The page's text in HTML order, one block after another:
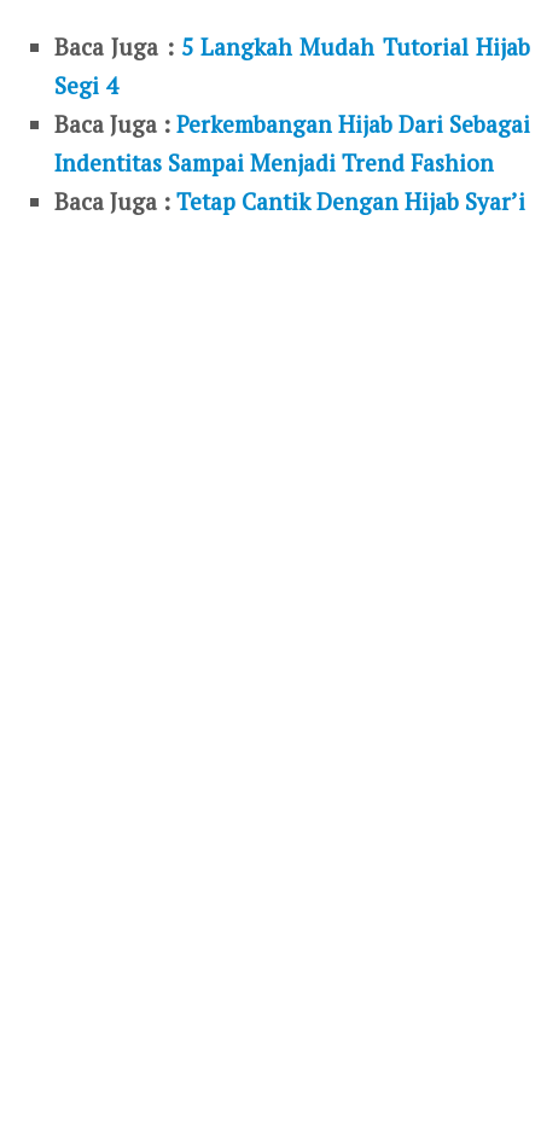
Baca Juga : 5 Langkah Mudah Tutorial Hijab
Segi 4
Baca Juga :Perkembangan Hijab Dari Sebagai
Indentitas Sampai Menjadi Trend Fashion
Baca Juga :Tetap Cantik Dengan Hijab Syar’i